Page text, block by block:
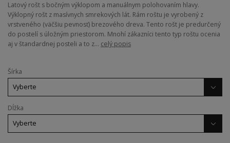
Latový rošt s bočným výklopom a manuálnym polohovaním hlavy.
Výklopný rošt z masívnych smrekových lát. Rám roštu je vyrobený z
vrstveného (väčšiu pevnosť) brezového dreva. Tento rošt je predurčený
do postelí s úložným priestorom. Mnohí zákazníci tento typ roštu ocenia
aj v štandardnej posteli a to z... celý popis
Šírka
Dĺžka